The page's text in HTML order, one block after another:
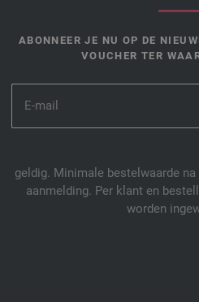
ABONNEER JE NU OP DE
VOUCHER TER
geldig. Minimale bestelwaarde
aanmelding. Per klant en
worden